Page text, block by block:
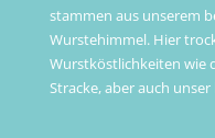
stammen aus unserem
Wurstehimmel. Hier
Wurstköstlichkeiten wie
Stracke, aber auch